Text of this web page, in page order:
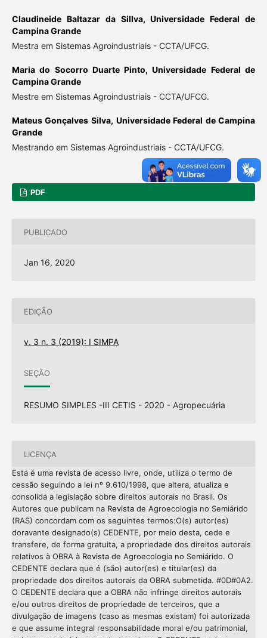
Claudineide Baltazar da Sillva,Universidade Federal de
Campina Grande
Mestra em Sistemas Agroindustriais - CCTA/UFCG.
Maria do Socorro Duarte Pinto,Universidade Federal de
Campina Grande
Mestre em Sistemas Agroindustriais - CCTA/UFCG.
Mateus Gonçalves Silva, Universidade Federal de Campina
Grande
Mestrando em Sistemas Agroindustriais - CCTA/UFCG.
PDF
PUBLICADO
Jan 16, 2020
EDIÇÃO
v. 3 n. 3 (2019): I SIMPA
SEÇÃO
RESUMO SIMPLES -III CETIS - 2020 - Agropecuária
LICENÇA
Esta é uma revistade acesso livre, onde, utiliza o termo de
cessão seguindo a lei nº 9.610/1998, que altera, atualiza e
consolida a legislação sobre direitos autorais no Brasil. Os
Autores que publicam na Revistade Agroecologia no Semiárido
(RAS) concordam com os seguintes termos:O(s) autor(es)
doravante designado(s) CEDENTE, por meio desta, cede e
transfere, de forma gratuita, a propriedade dos direitos autorais
relativos à OBRA à Revistade Agroecologia no Semiárido. O
CEDENTE declara que é (são) autor(es) e titular(es) da
propriedade dos direitos autorais da OBRA submetida. #0D#0A2.
O CEDENTE declara que a OBRA não infringe direitos autorais
e/ou outros direitos de propriedade de terceiros, que a
divulgação de imagens (caso as mesmas existam) foi autorizada
e que assume integral responsabilidade moral e/ou patrimonial,